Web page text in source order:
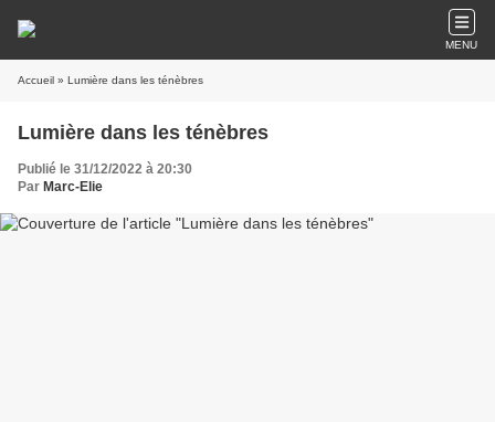
MENU
Accueil » Lumière dans les ténèbres
Lumière dans les ténèbres
Publié le 31/12/2022 à 20:30
Par Marc-Elie